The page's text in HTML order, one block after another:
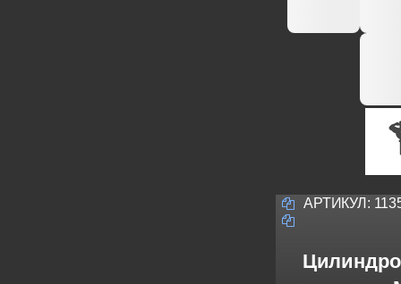
АРТИКУЛ: